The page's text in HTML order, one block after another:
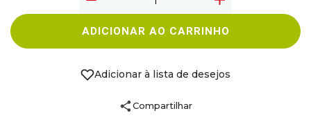
ADICIONAR AO CARRINHO
Adicionar à lista de desejos
Compartilhar